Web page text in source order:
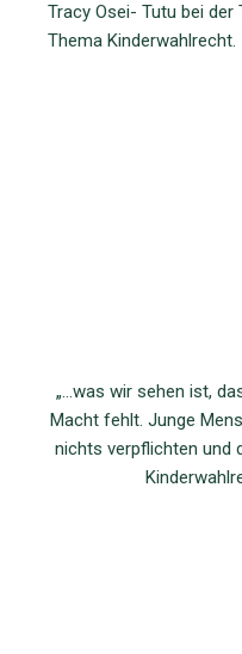
Tracy Osei- Tutu bei
Thema Kinderwahlrecht.
„…was wir sehen ist,
Macht fehlt. Junge
nichts verpflichten und